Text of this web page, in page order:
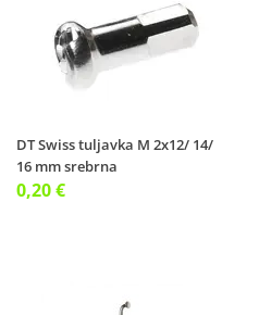
DT Swiss tuljavka M 2x12/ 14/
16 mm srebrna
0,20 €